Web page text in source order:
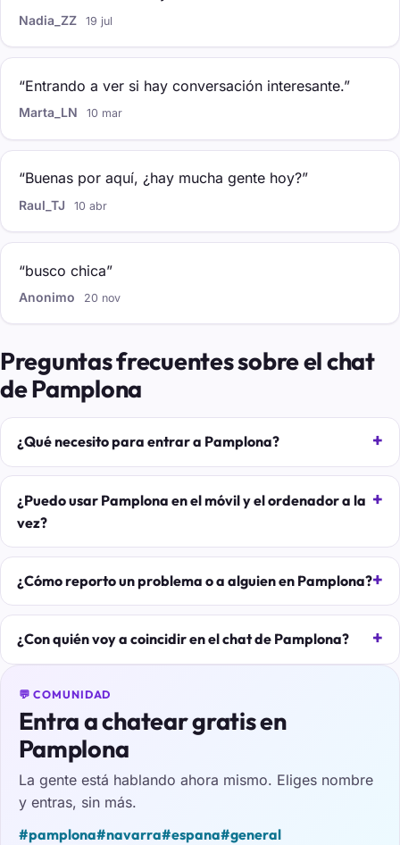
Nadia_ZZ 19 jul
“Entrando a ver si hay conversación interesante.”
Marta_LN 10 mar
“Buenas por aquí, ¿hay mucha gente hoy?”
Raul_TJ 10 abr
“busco chica”
Anonimo 20 nov
Preguntas frecuentes sobre el chat
de Pamplona
¿Qué necesito para entrar a Pamplona?
¿Puedo usar Pamplona en el móvil y el ordenador a la
vez?
¿Cómo reporto un problema o a alguien en Pamplona?
¿Con quién voy a coincidir en el chat de Pamplona?
💬 COMUNIDAD
Entra a chatear gratis en
Pamplona
La gente está hablando ahora mismo. Eliges nombre
y entras, sin más.
#pamplona#navarra#espana#general